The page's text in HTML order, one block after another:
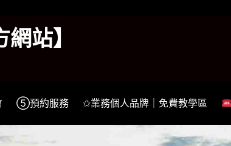
站】
⑤預約服務 ✩業務個人品牌｜免費教學區